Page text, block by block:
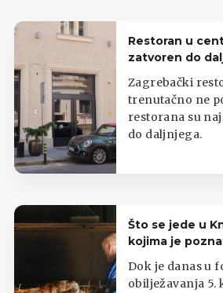
Restoran u
zatvoren do
iz lokala
Zagrebački
trenutačno ne
restorana su
do daljnjega.
Što se jede u
kojima je
Dok je danas u
obilježavanja 5.